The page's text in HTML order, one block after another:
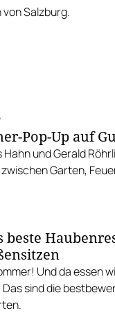
Salzburg.
Pop-Up auf
Hahn und Gerald
Garten,
beste
Und da essen
Das sind die